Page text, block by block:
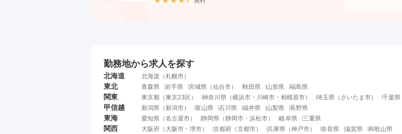
勤務地から求人を探す
北海道 北海道 （札幌市）
東北 青森県 岩手県 宮城県 （仙台市） 秋田県 山形県 福島県
関東 東京都 （東京23区 ） 神奈川県 （横浜市 ・ 川崎市 ・ 相模原市） 埼玉県 （ さいたま市） 千葉県
甲信越 新潟県 （ 新潟市） 富山県 石川県 福井県 山梨県 長野県
東海 愛知県 （名古屋市） 静岡県 （静岡市 ・ 浜松市） 岐阜県 三重県
関西 大阪府 （ 大阪市 ・ 堺市） 京都府 （京都市） 兵庫県 （神戸市） 奈良県 滋賀県 和歌山県